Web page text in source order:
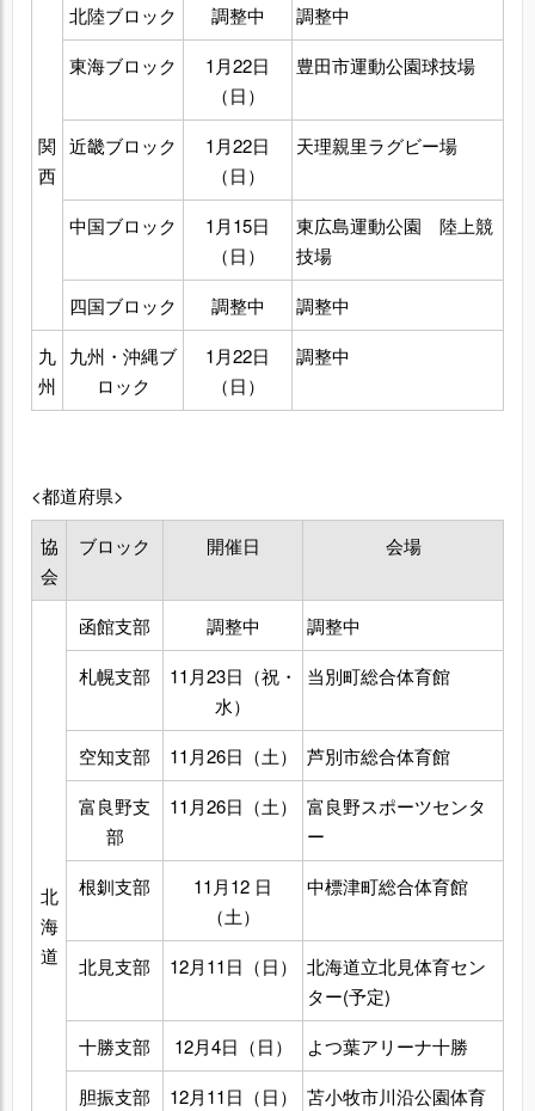
関
西
北陸ブロック 調整中
調整中
東海ブロック
1月22日
（日）
豊田市運動公園球技場
近畿ブロック
1月22日
（日）
天理親里ラグビー場
中国ブロック
1月15日
（日）
東広島運動公園 陸上競
技場
四国ブロック
調整中
調整中
九
州
九州・沖縄ブ
ロック
1月22日
（日）
調整中
<都道府県>
協
会
ブロック 開催日 会場
北
海
道
函館支部 調整中
調整中
札幌支部
11月23日（祝・
水）
当別町総合体育館
空知支部 11月26日（土）
芦別市総合体育館
富良野支
部
11月26日（土）
富良野スポーツセンタ
ー
根釧支部
11月12 日
（土）
中標津町総合体育館
北見支部 12月11日（日）
北海道立北見体育セン
ター(予定)
十勝支部
12月4日（日）
よつ葉アリーナ十勝
胆振支部
12月11日（日）
苫小牧市川沿公園体育